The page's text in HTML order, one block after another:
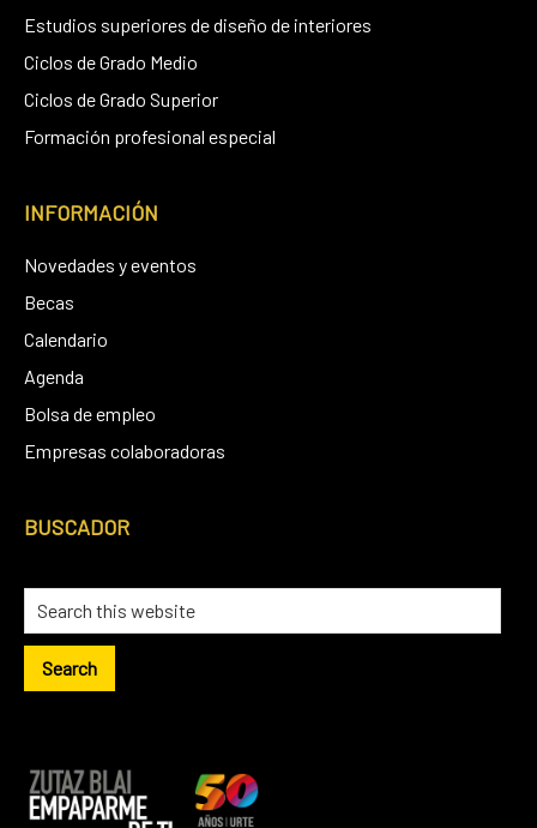
Estudios superiores de diseño de interiores
Ciclos de Grado Medio
Ciclos de Grado Superior
Formación profesional especial
INFORMACIÓN
Novedades y eventos
Becas
Calendario
Agenda
Bolsa de empleo
Empresas colaboradoras
BUSCADOR